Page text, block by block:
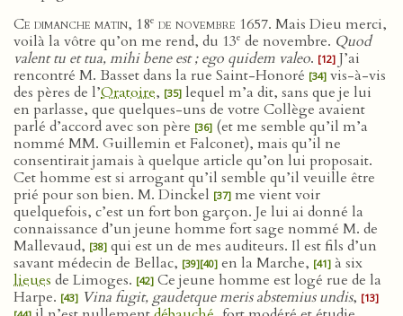
Ce dimanche matin, 18e de novembre 1657. Mais Dieu merci,
voilà la vôtre qu’on me rend, du 13e de novembre. Quod
valent tu et tua, mihi bene est ; ego quidem valeo. [12] J’ai
rencontré M. Basset dans la rue Saint-Honoré [34] vis-à-vis
des pères de l’Oratoire, [35] lequel m’a dit, sans que je lui
en parlasse, que quelques-uns de votre Collège avaient
parlé d’accord avec son père [36] (et me semble qu’il m’a
nommé MM. Guillemin et Falconet), mais qu’il ne
consentirait jamais à quelque article qu’on lui proposait.
Cet homme est si arrogant qu’il semble qu’il veuille être
prié pour son bien. M. Dinckel [37] me vient voir
quelquefois, c’est un fort bon garçon. Je lui ai donné la
connaissance d’un jeune homme fort sage nommé M. de
Mallevaud, [38] qui est un de mes auditeurs. Il est fils d’un
savant médecin de Bellac, [39][40] en la Marche, [41] à six
lieues de Limoges. [42] Ce jeune homme est logé rue de la
Harpe. [43] Vina fugit, gaudetque meris abstemius undis, [13]